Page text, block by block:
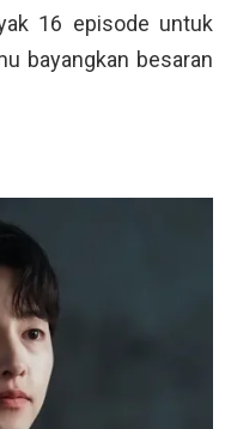
16 episode untuk
bayangkan besaran